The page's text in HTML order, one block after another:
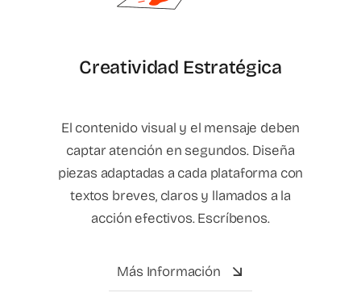
Creatividad Estratégica
El contenido visual y el mensaje deben
captar atención en segundos. Diseña
piezas adaptadas a cada plataforma con
textos breves, claros y llamados a la
acción efectivos. Escríbenos.
Más Información